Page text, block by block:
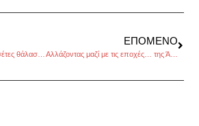
ΕΠΌΜΕΝΟ
Αλλάζοντας μαζί με τις εποχές… της Άννας Σαρούκου